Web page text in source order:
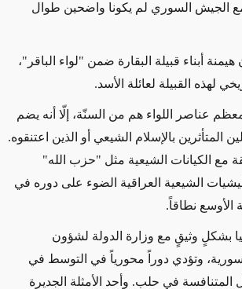
الجيش السوري لم يكونا واضحين طوال
أبناء قبيلة البقارة ضمن "لواء الباقر"،
لهذه القبيلة لعائلة الأسد.
عناصر اللواء هم من السنّة، إلّا أنه يضم
المتأثرين بالإسلام الشيعي أو الذين اعتنقوه.
مع الكيانات الشيعية مثل "حزب الله"
الشيعية العراقية الضوء على دوره في
الأوسع نطاقاً.
بشكلٍ وثيقٍ مع وزارة الدولة لشؤون
وتؤدي دوراً محورياً في التوسط في
المتنافسة في حلب. وأحد الأمثلة الجديرة